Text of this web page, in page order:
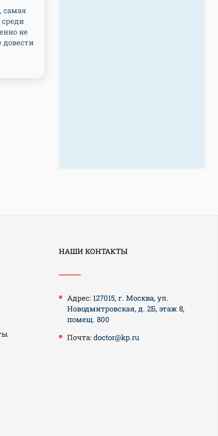
самая
не
довести
НАШИ КОНТАКТЫ
Адрес: 127015, г. Москва, ул.
Новодмитровская, д. 2Б, этаж 8,
помещ. 800
Почта: doctor@kp.ru